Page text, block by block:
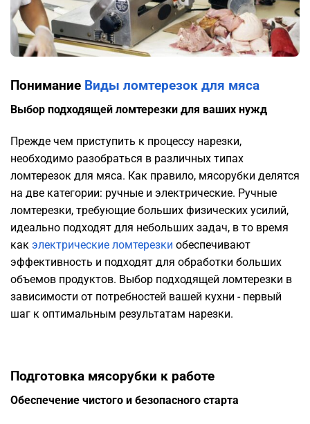
Понимание Виды ломтерезок для мяса
Выбор подходящей ломтерезки для ваших нужд
Прежде чем приступить к процессу нарезки,
необходимо разобраться в различных типах
ломтерезок для мяса. Как правило, мясорубки делятся
на две категории: ручные и электрические. Ручные
ломтерезки, требующие больших физических усилий,
идеально подходят для небольших задач, в то время
как электрические ломтерезки обеспечивают
эффективность и подходят для обработки больших
объемов продуктов. Выбор подходящей ломтерезки в
зависимости от потребностей вашей кухни - первый
шаг к оптимальным результатам нарезки.
Подготовка мясорубки к работе
Обеспечение чистого и безопасного старта